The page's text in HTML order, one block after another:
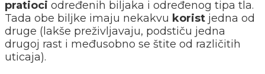
pratioci određenih biljaka i određenog tipa tla.
Tada obe biljke imaju nekakvu korist jedna od
druge (lakše preživljavaju, podstiču jedna
drugoj rast i međusobno se štite od različitih
uticaja).